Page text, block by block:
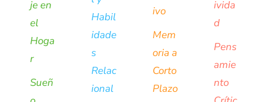
je en
el
Hoga
r
Sueñ
Habil
idade
s
Relac
ional
ivo
Mem
oria a
Corto
Plazo
ivida
d
Pens
amie
nto